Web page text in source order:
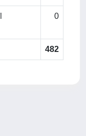
0
482